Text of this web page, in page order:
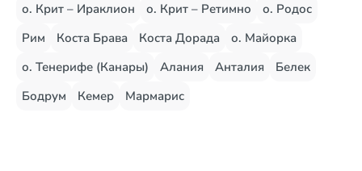
о. Крит – Ираклион
о. Крит – Ретимно
о. Родос
Рим
Коста Брава Коста Дорада
о. Майорка
о. Тенерифе (Канары)
Алания Анталия
Белек
Бодрум
Кемер Мармарис